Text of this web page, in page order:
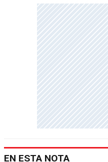
EN ESTA NOTA